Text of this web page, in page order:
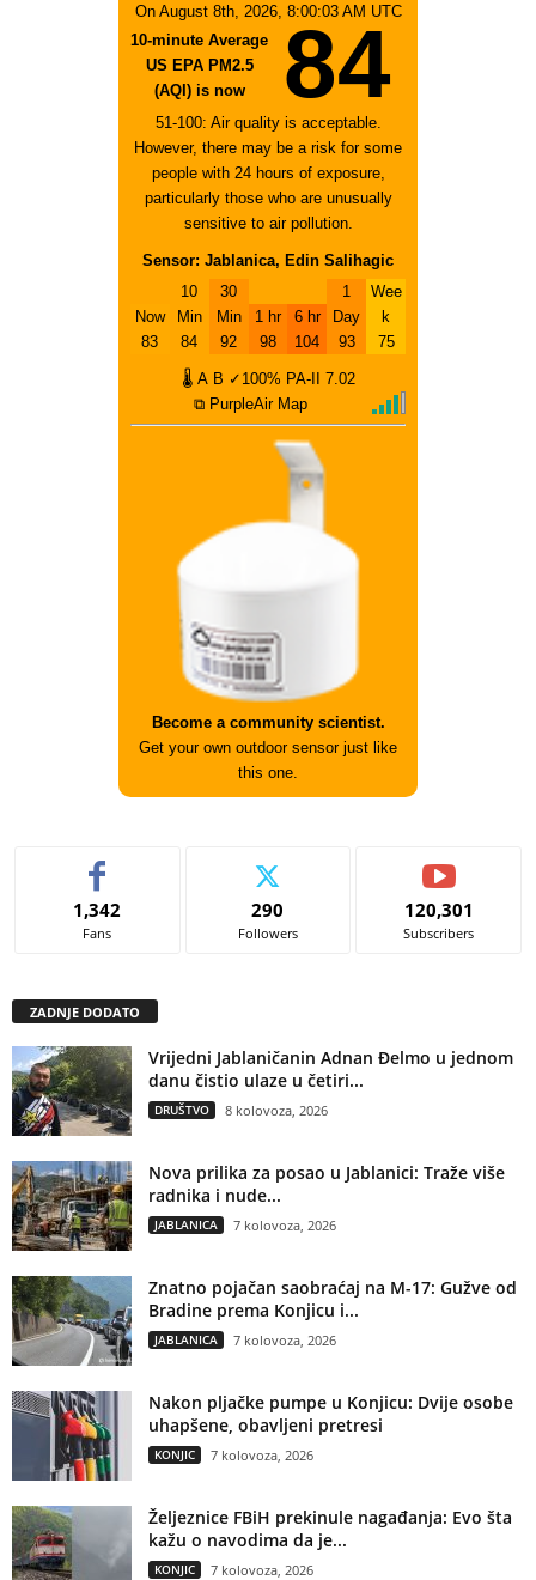
On August 8th, 2026, 8:00:03 AM UTC
10-minute Average
US EPA PM2.5
(AQI) is now
84
51-100: Air quality is acceptable.
However, there may be a risk for some
people with 24 hours of exposure,
particularly those who are unusually
sensitive to air pollution.
Sensor: Jablanica, Edin Salihagic
Now
83
10
Min
84
30
Min
92
1 hr
98
6 hr
104
1
Day
93
Wee
k
75
🌡 A B ✓100% PA-II 7.02
⧉ PurpleAir Map
Become a community scientist.
Get your own outdoor sensor just like
this one.
1,342
Fans
290
Followers
120,301
Subscribers
ZADNJE DODATO
Vrijedni Jablaničanin Adnan Đelmo u jednom
danu čistio ulaze u četiri...
DRUŠTVO 8 kolovoza, 2026
Nova prilika za posao u Jablanici: Traže više
radnika i nude...
JABLANICA 7 kolovoza, 2026
Znatno pojačan saobraćaj na M-17: Gužve od
Bradine prema Konjicu i...
JABLANICA 7 kolovoza, 2026
Nakon pljačke pumpe u Konjicu: Dvije osobe
uhapšene, obavljeni pretresi
KONJIC 7 kolovoza, 2026
Željeznice FBiH prekinule nagađanja: Evo šta
kažu o navodima da je...
KONJIC 7 kolovoza, 2026